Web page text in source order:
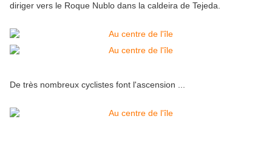
diriger vers le Roque Nublo dans la caldeira de Tejeda.
De très nombreux cyclistes font l'ascension ...